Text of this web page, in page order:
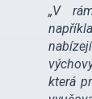
„V
která